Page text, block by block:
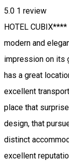
5.0 1 review
HOTEL
modern and
impression on its
has a great
excellent
place that
design, that
distinct
excellent